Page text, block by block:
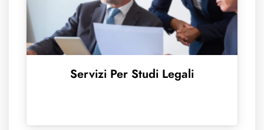
Servizi Per Studi Legali